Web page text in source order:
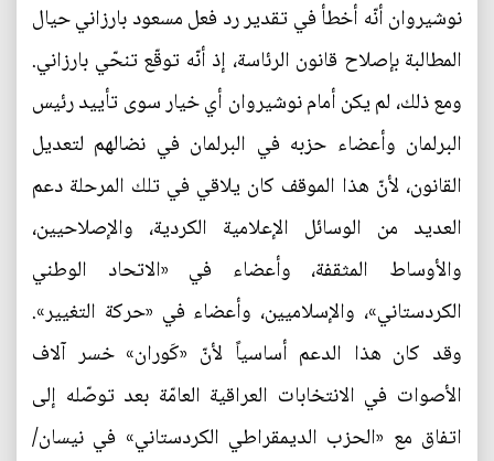
نوشيروان أنّه أخطأ في تقدير رد فعل مسعود بارزاني حيال
المطالبة بإصلاح قانون الرئاسة، إذ أنّه توقّع تنحّي بارزاني.
ومع ذلك، لم يكن أمام نوشيروان أي خيار سوى تأييد رئيس
البرلمان وأعضاء حزبه في البرلمان في نضالهم لتعديل
القانون، لأنّ هذا الموقف كان يلاقي في تلك المرحلة دعم
العديد من الوسائل الإعلامية الكردية، والإصلاحيين،
والأوساط المثقفة، وأعضاء في «الاتحاد الوطني
الكردستاني»، والإسلاميين، وأعضاء في «حركة التغيير».
وقد كان هذا الدعم أساسياً لأنّ «كَوران» خسر آلاف
الأصوات في الانتخابات العراقية العامّة بعد توصّله إلى
اتفاق مع «الحزب الديمقراطي الكردستاني» في نيسان/